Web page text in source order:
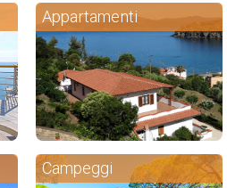
Appartamenti
Campeggi